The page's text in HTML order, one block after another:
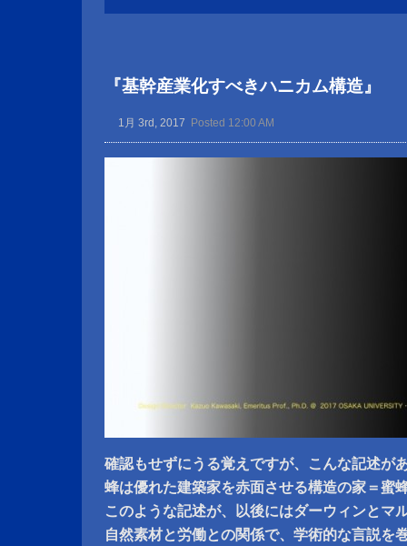
『基幹産業化すべきハニカム構造』
1月 3rd, 2017 Posted 12:00 AM
確認もせずにうる覚えですが、こんな記述が
蜂は優れた建築家を赤面させる構造の家＝蜜
このような記述が、以後にはダーウィンとマ
自然素材と労働との関係で、学術的な言説を